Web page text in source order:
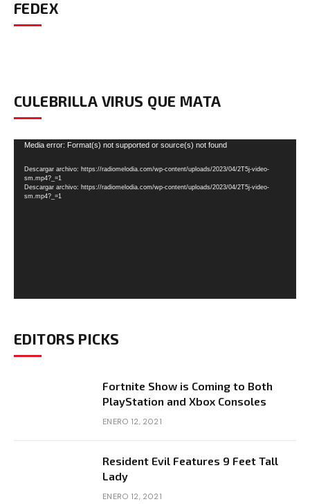
FEDEX
CULEBRILLA VIRUS QUE MATA
Reproductor
vídeo
Media error: Format(s) not supported or source(s) not found
Descargar archivo: https://radiomelodia.com/wp-content/uploads/2023/04/2T5j-video-
sm.mp4?_=1
Descargar archivo: https://radiomelodia.com/wp-content/uploads/2023/04/2T5j-video-
sm.mp4?_=1
EDITORS PICKS
Fortnite Show is Coming to Both
PlayStation and Xbox Consoles
ENERO 12, 2021
Resident Evil Features 9 Feet Tall
Lady
ENERO 12, 2021